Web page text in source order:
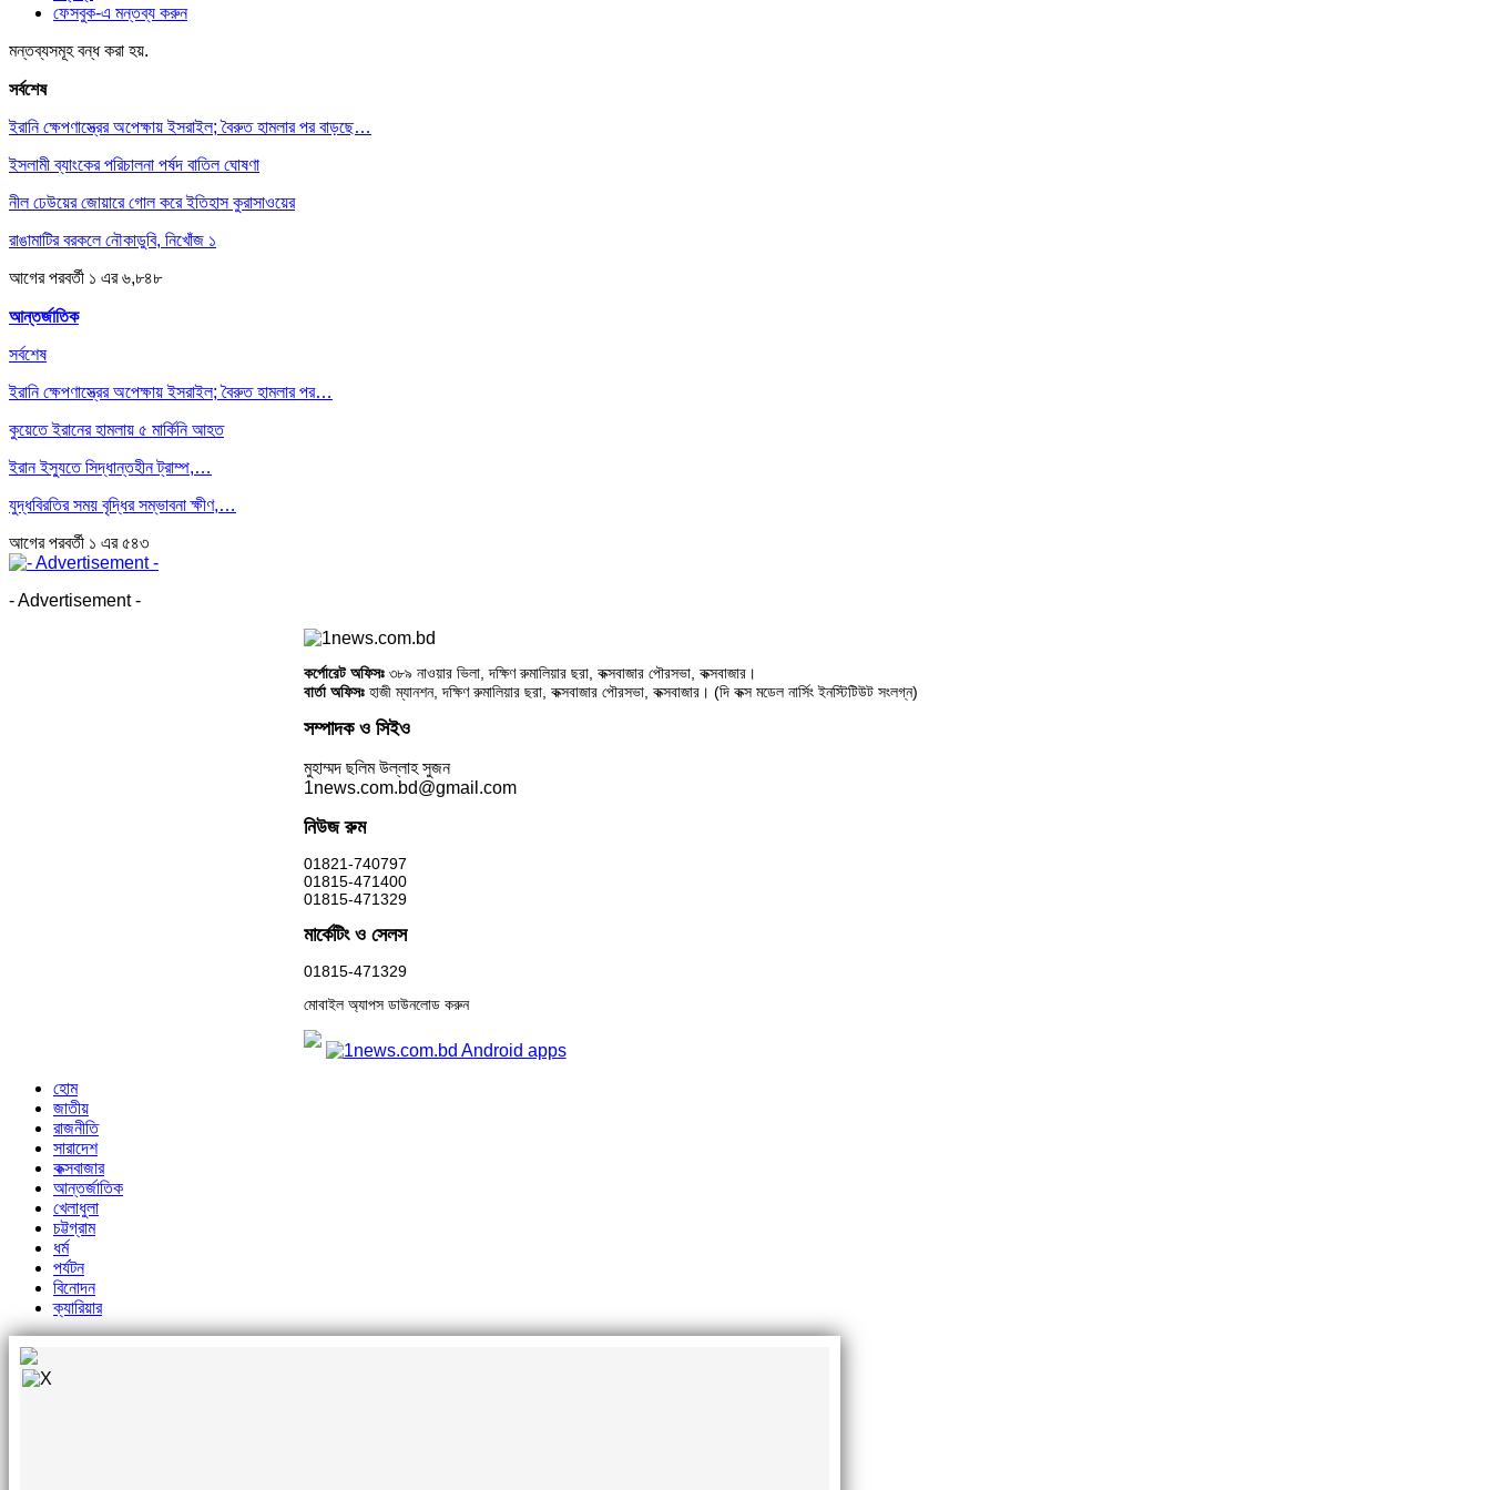
ফেসবুক-এ মন্তব্য করুন
মন্তব্যসমূহ বন্ধ করা হয়.
সর্বশেষ
ইরানি ক্ষেপণাস্ত্রের অপেক্ষায় ইসরাইল; বৈরুত হামলার পর বাড়ছে…
ইসলামী ব্যাংকের পরিচালনা পর্ষদ বাতিল ঘোষণা
নীল ঢেউয়ের জোয়ারে গোল করে ইতিহাস কুরাসাওয়ের
রাঙামাটির বরকলে নৌকাডুবি, নিখোঁজ ১
আগেরপরবর্তী ১ এর ৬,৮৪৮
আন্তর্জাতিক
সর্বশেষ
ইরানি ক্ষেপণাস্ত্রের অপেক্ষায় ইসরাইল; বৈরুত হামলার পর…
কুয়েতে ইরানের হামলায় ৫ মার্কিনি আহত
ইরান ইস্যুতে সিদ্ধান্তহীন ট্রাম্প,…
যুদ্ধবিরতির সময় বৃদ্ধির সম্ভাবনা ক্ষীণ,…
আগেরপরবর্তী ১ এর ৫৪৩
- Advertisement -
কর্পোরেট অফিসঃ৩৮৯ নাওয়ার ভিলা, দক্ষিণ রুমালিয়ার ছরা, কক্সবাজার পৌরসভা, কক্সবাজার।
বার্তা অফিসঃ হাজী ম্যানশন, দক্ষিণ রুমালিয়ার ছরা, কক্সবাজার পৌরসভা, কক্সবাজার। (দি কক্স মডেল নার্সিং ইনস্টিটিউট সংলগ্ন)
সম্পাদক ও সিইও
মুহাম্মদ ছলিম উল্লাহ সুজন
1news.com.bd@gmail.com
নিউজ রুম
01821-740797
01815-471400
01815-471329
মার্কেটিং ও সেলস
01815-471329
মোবাইল অ্যাপস ডাউনলোড করুন
হোম
জাতীয়
রাজনীতি
সারাদেশ
কক্সবাজার
আন্তর্জাতিক
খেলাধুলা
চট্টগ্রাম
ধর্ম
পর্যটন
বিনোদন
ক্যারিয়ার